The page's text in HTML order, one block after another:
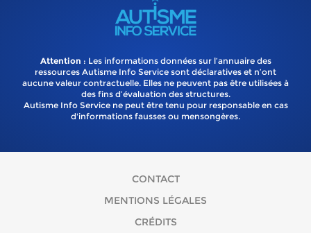
Attention : Les informations données sur l’annuaire des
ressources Autisme Info Service sont déclaratives et n’ont
aucune valeur contractuelle. Elles ne peuvent pas être utilisées à
des fins d’évaluation des structures.
Autisme Info Service ne peut être tenu pour responsable en cas
d'informations fausses ou mensongères.
CONTACT
MENTIONS LÉGALES
CRÉDITS